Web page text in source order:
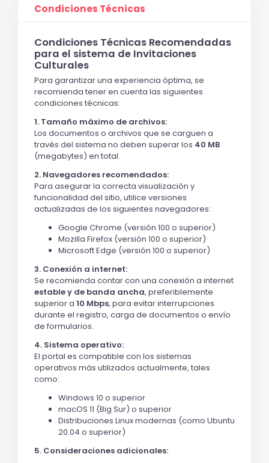
Condiciones Técnicas
Condiciones Técnicas Recomendadas
para el sistema de Invitaciones
Culturales
Para garantizar una experiencia óptima, se
recomienda tener en cuenta las siguientes
condiciones técnicas:
1. Tamaño máximo de archivos:
Los documentos o archivos que se carguen a
través del sistema no deben superar los 40 MB
(megabytes) en total.
2. Navegadores recomendados:
Para asegurar la correcta visualización y
funcionalidad del sitio, utilice versiones
actualizadas de los siguientes navegadores:
Google Chrome (versión 100 o superior)
Mozilla Firefox (versión 100 o superior)
Microsoft Edge (versión 100 o superior)
3. Conexión a internet:
Se recomienda contar con una conexión a internet
estable y de banda ancha, preferiblemente
superior a 10 Mbps, para evitar interrupciones
durante el registro, carga de documentos o envío
de formularios.
4. Sistema operativo:
El portal es compatible con los sistemas
operativos más utilizados actualmente, tales
como:
Windows 10 o superior
macOS 11 (Big Sur) o superior
Distribuciones Linux modernas (como Ubuntu
20.04 o superior)
5. Consideraciones adicionales: